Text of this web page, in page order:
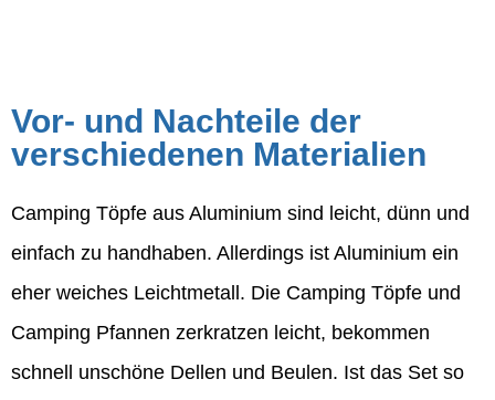
Vor- und Nachteile der
verschiedenen Materialien
Camping Töpfe aus Aluminium sind leicht, dünn und
einfach zu handhaben. Allerdings ist Aluminium ein
eher weiches Leichtmetall. Die Camping Töpfe und
Camping Pfannen zerkratzen leicht, bekommen
schnell unschöne Dellen und Beulen. Ist das Set so